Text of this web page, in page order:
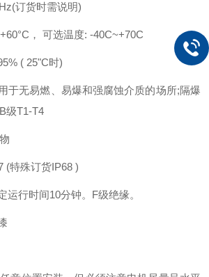
订货时需说明)
， 可选温度: -40C~+70C
( 25"C时)
于无易燃、易爆和强腐蚀介质的场所;隔爆
级T1-T4
(特殊订货IP68 )
运行时间10分钟。 F级绝缘。